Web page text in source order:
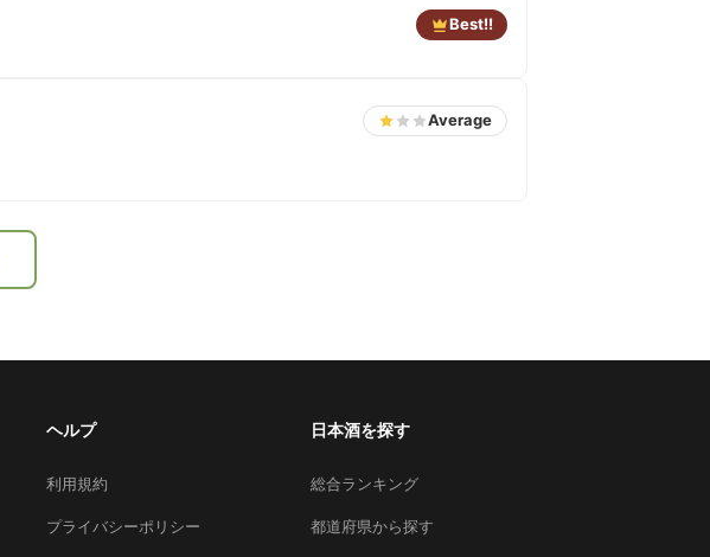
Best!!
Average
ヘルプ
利用規約
プライバシーポリシー
日本酒を探す
総合ランキング
都道府県から探す